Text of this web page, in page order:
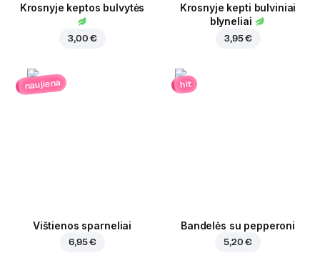
Krosnyje keptos bulvytės
3,00 €
Krosnyje kepti bulviniai
blyneliai
3,95 €
naujiena
Vištienos sparneliai
6,95 €
hit
Bandelės su pepperoni
5,20 €